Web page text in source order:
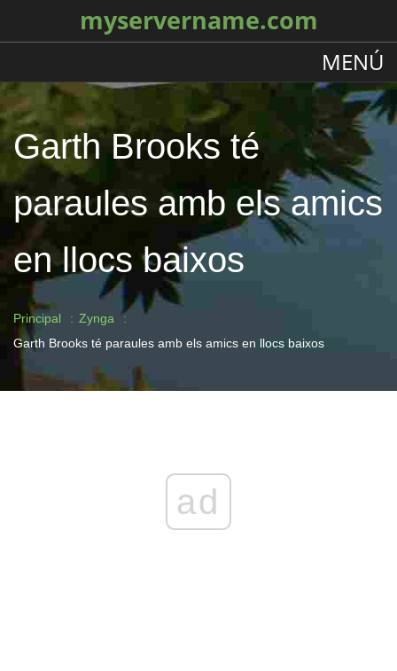
myservername.com
MENÚ
Garth Brooks té
paraules amb els amics
en llocs baixos
Principal
Zynga
Garth Brooks té paraules amb els amics en llocs baixos
ad